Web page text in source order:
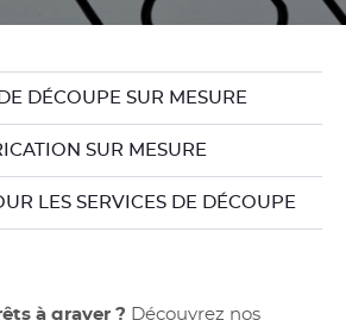
DÉCOUPE SUR MESURE
SUR MESURE
LES SERVICES DE DÉCOUPE
à graver ? Découvrez nos